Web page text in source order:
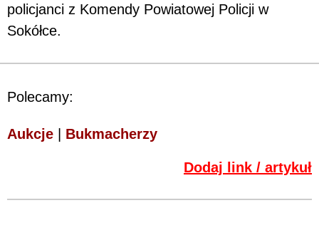
policjanci z Komendy Powiatowej Policji w
Sokółce.
Polecamy:
Aukcje | Bukmacherzy
Dodaj link / artykuł